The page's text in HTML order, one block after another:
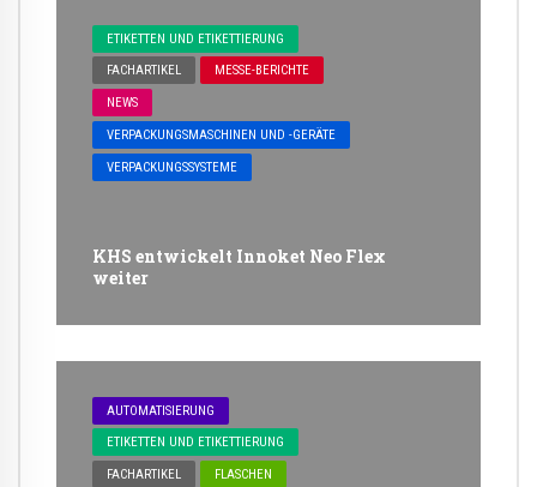
ETIKETTEN UND ETIKETTIERUNG
FACHARTIKEL MESSE-BERICHTE
NEWS
VERPACKUNGSMASCHINEN UND -GERÄTE
VERPACKUNGSSYSTEME
KHS entwickelt Innoket Neo Flex
weiter
AUTOMATISIERUNG
ETIKETTEN UND ETIKETTIERUNG
FACHARTIKEL FLASCHEN